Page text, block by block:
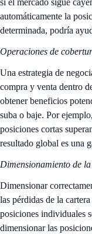
si el mercado sigue
automáticamente la
determinada, podría
Operaciones de
Una estrategia de
compra y venta dentro
obtener beneficios
suba o baje. Por
posiciones cortas
resultado global es una
Dimensionamiento de
Dimensionar
las pérdidas de la
posiciones individuales
dimensionar las